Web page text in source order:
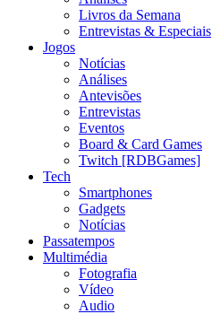
Livros da Semana
Entrevistas & Especiais
Jogos
Notícias
Análises
Antevisões
Entrevistas
Eventos
Board & Card Games
Twitch [RDBGames]
Tech
Smartphones
Gadgets
Notícias
Passatempos
Multimédia
Fotografia
Vídeo
Audio